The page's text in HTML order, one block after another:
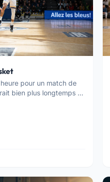
pour un match de
bien plus longtemps ...